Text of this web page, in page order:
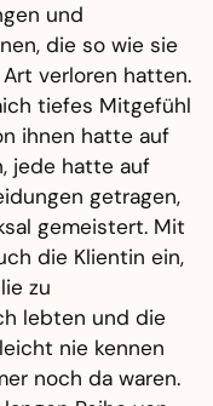
und
die so wie sie
verloren hatten.
tiefes Mitgefühl
ihnen hatte auf
jede hatte auf
getragen,
gemeistert. Mit
die Klientin ein,
zu
lebten und die
nie kennen
noch da waren.